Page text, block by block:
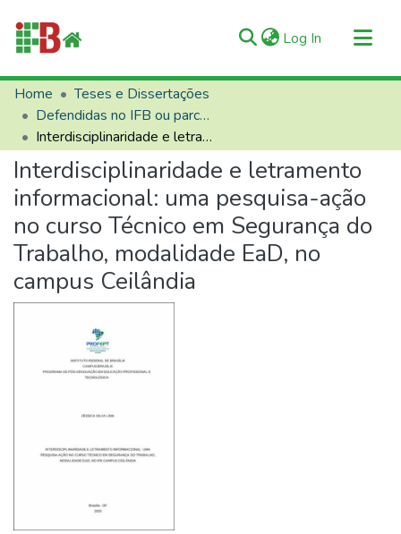
Log In (current)
Communities & Collections
All of RIIFB
Manuals and Terms
Statistics
About RIIFB
Help
Contacts
Home
Teses e Dissertações
Defendidas no IFB ou parceiros
Interdisciplinaridade e letramento informacional: uma pesquisa-ação no curso Técnico em Segurança do Trabalho, modalidade EaD, no campus Ceilândia
Interdisciplinaridade e letramento
informacional: uma pesquisa-ação
no curso Técnico em Segurança do
Trabalho, modalidade EaD, no
campus Ceilândia